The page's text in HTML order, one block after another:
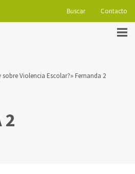
Buscar Contacto
Violencia Escolar? Fernanda 2
2